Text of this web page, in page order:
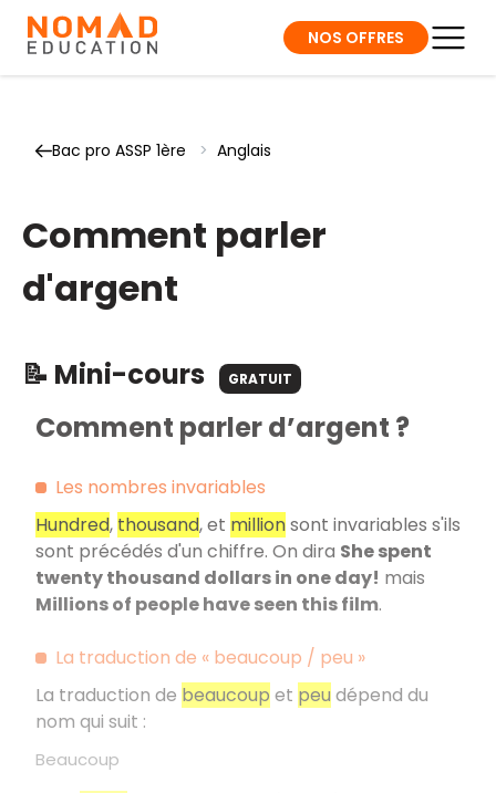
NOS OFFRES
Bac pro ASSP 1ère > Anglais
Comment parler
d'argent
📝 Mini-cours GRATUIT
Comment parler d’argent ?
Les nombres invariables
Hundred, thousand, et millionsont invariables s'ils
sont précédés d'un chiffre. On dira She spent
twenty thousand dollars in one day! mais
Millions of people have seen this film.
La traduction de « beaucoup / peu »
La traduction de beaucoup et peu dépend du
nom qui suit :
Beaucoup